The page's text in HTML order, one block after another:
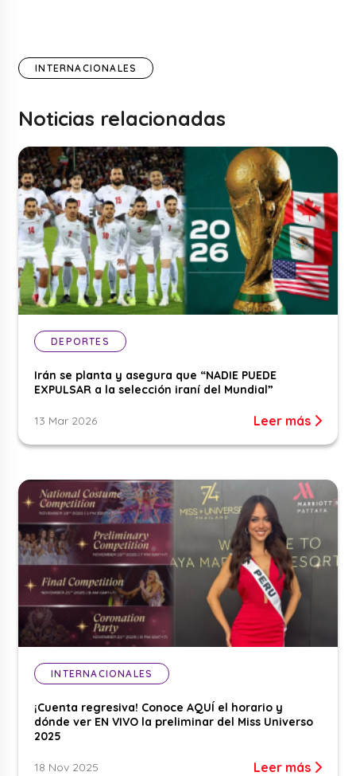
INTERNACIONALES
Noticias relacionadas
DEPORTES
Irán se planta y asegura que “NADIE PUEDE
EXPULSAR a la selección iraní del Mundial”
13 Mar 2026 Leer más
INTERNACIONALES
¡Cuenta regresiva! Conoce AQUÍ el horario y
dónde ver EN VIVO la preliminar del Miss Universo
2025
18 Nov 2025 Leer más